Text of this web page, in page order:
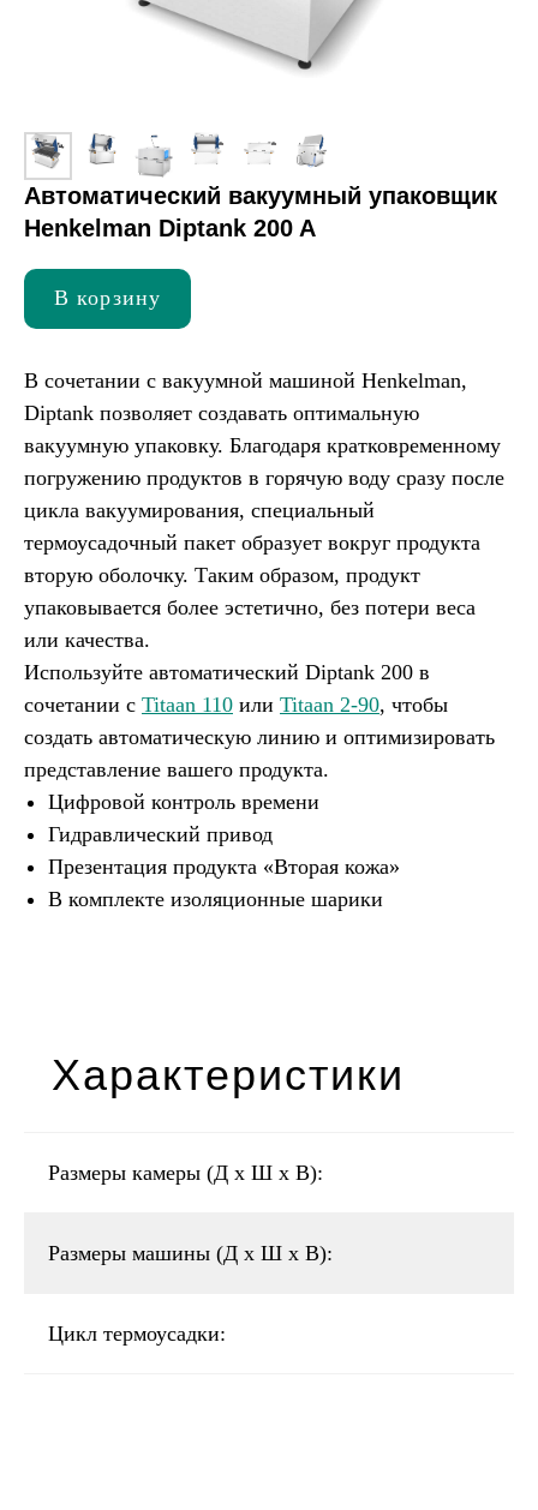
Автоматический вакуумный упаковщик
Henkelman Diptank 200 A
В корзину
В сочетании с вакуумной машиной Henkelman,
Diptank позволяет создавать оптимальную
вакуумную упаковку. Благодаря кратковременному
погружению продуктов в горячую воду сразу после
цикла вакуумирования, специальный
термоусадочный пакет образует вокруг продукта
вторую оболочку. Таким образом, продукт
упаковывается более эстетично, без потери веса
или качества.
Используйте автоматический Diptank 200 в
сочетании с Titaan 110 или Titaan 2-90, чтобы
создать автоматическую линию и оптимизировать
представление вашего продукта.
Цифровой контроль времени
Гидравлический привод
Презентация продукта «Вторая кожа»
В комплекте изоляционные шарики
Характеристики
Размеры камеры (Д x Ш x В):
Размеры машины (Д x Ш x В):
Цикл термоусадки: